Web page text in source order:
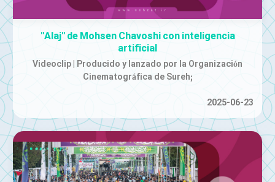
"Alaj" de Mohsen Chavoshi con inteligencia
artificial
Videoclip | Producido y lanzado por la Organización
Cinematográfica de Sureh;
2025-06-23